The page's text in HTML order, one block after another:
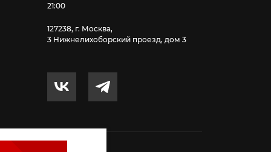
21:00
127238, г. Москва,
3 Нижнелихоборский проезд, дом 3